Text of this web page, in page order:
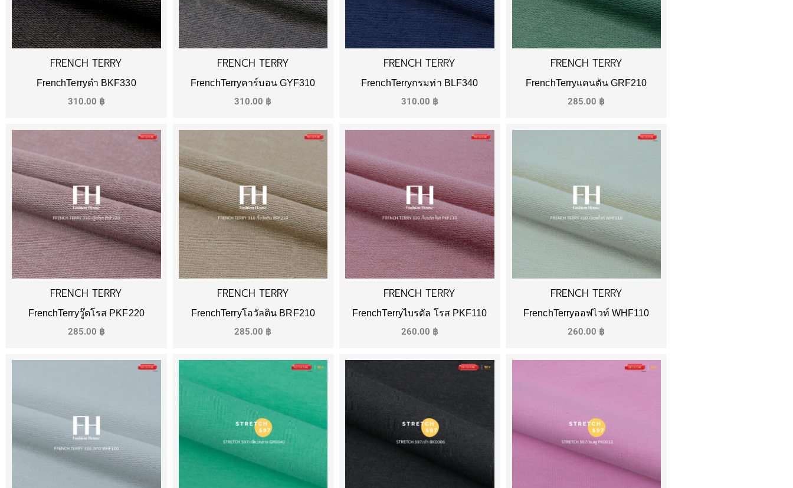
FRENCH TERRY
FrenchTerryดำ BKF330
310.00 ฿
FRENCH TERRY
FrenchTerryคาร์บอน GYF310
310.00 ฿
FRENCH TERRY
FrenchTerryกรมท่า BLF340
310.00 ฿
FRENCH TERRY
FrenchTerryแคนตัน GRF210
285.00 ฿
FRENCH TERRY
FrenchTerryวู๊ดโรส PKF220
285.00 ฿
FRENCH TERRY
FrenchTerryโอวัลติน BRF210
285.00 ฿
FRENCH TERRY
FrenchTerryไบรดัล โรส PKF110
260.00 ฿
FRENCH TERRY
FrenchTerryออฟไวท์ WHF110
260.00 ฿